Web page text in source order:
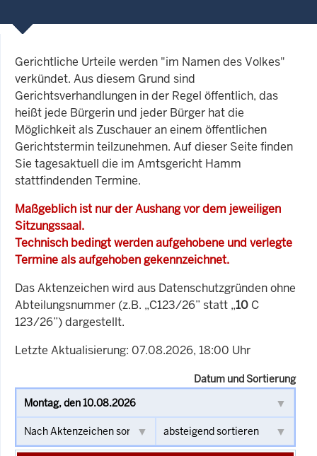
Gerichtliche Urteile werden "im Namen des Volkes"
verkündet. Aus diesem Grund sind
Gerichtsverhandlungen in der Regel öffentlich, das
heißt jede Bürgerin und jeder Bürger hat die
Möglichkeit als Zuschauer an einem öffentlichen
Gerichtstermin teilzunehmen. Auf dieser Seite finden
Sie tagesaktuell die im Amtsgericht Hamm
stattfindenden Termine.
Maßgeblich ist nur der Aushang vor dem jeweiligen
Sitzungssaal.
Technisch bedingt werden aufgehobene und verlegte
Termine als aufgehoben gekennzeichnet.
Das Aktenzeichen wird aus Datenschutzgründen ohne
Abteilungsnummer (z.B. „C123/26” statt „10 C
123/26”) dargestellt.
Letzte Aktualisierung: 07.08.2026, 18:00 Uhr
Datum und Sortierung